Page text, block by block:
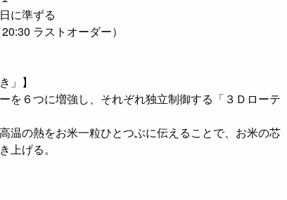
に準ずる
ラストオーダー）
」】
を６つに増強し、それぞれ独立制御する「３Ｄローテ
温の熱をお米一粒ひとつぶに伝えることで、お米の芯
上げる。